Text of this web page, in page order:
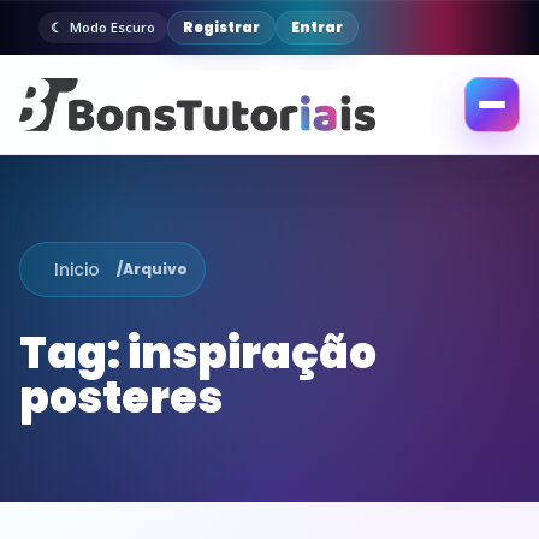
Modo Escuro Registrar Entrar
Abrir
Inicio /Arquivo
Tag:inspiração
posteres